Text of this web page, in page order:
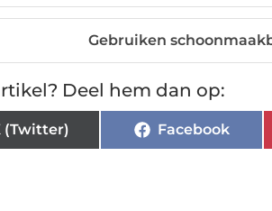
Gebruiken
Deel hem dan op:
(Twitter) Facebook